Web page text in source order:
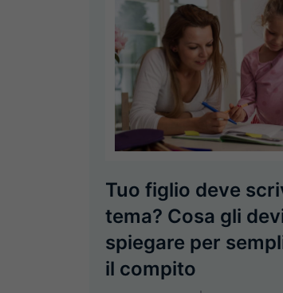
Tuo figlio deve
tema? Cosa gli
spiegare per
il compito